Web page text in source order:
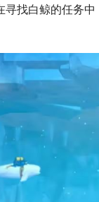
寻找白鲸的任务